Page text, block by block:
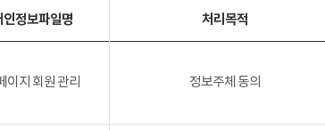
인정보파일명 처리목적
이지 회원 관리 정보주체 동의